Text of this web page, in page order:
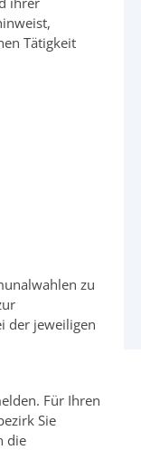
Tätigkeit
zu
der jeweiligen
Für Ihren
Sie
die